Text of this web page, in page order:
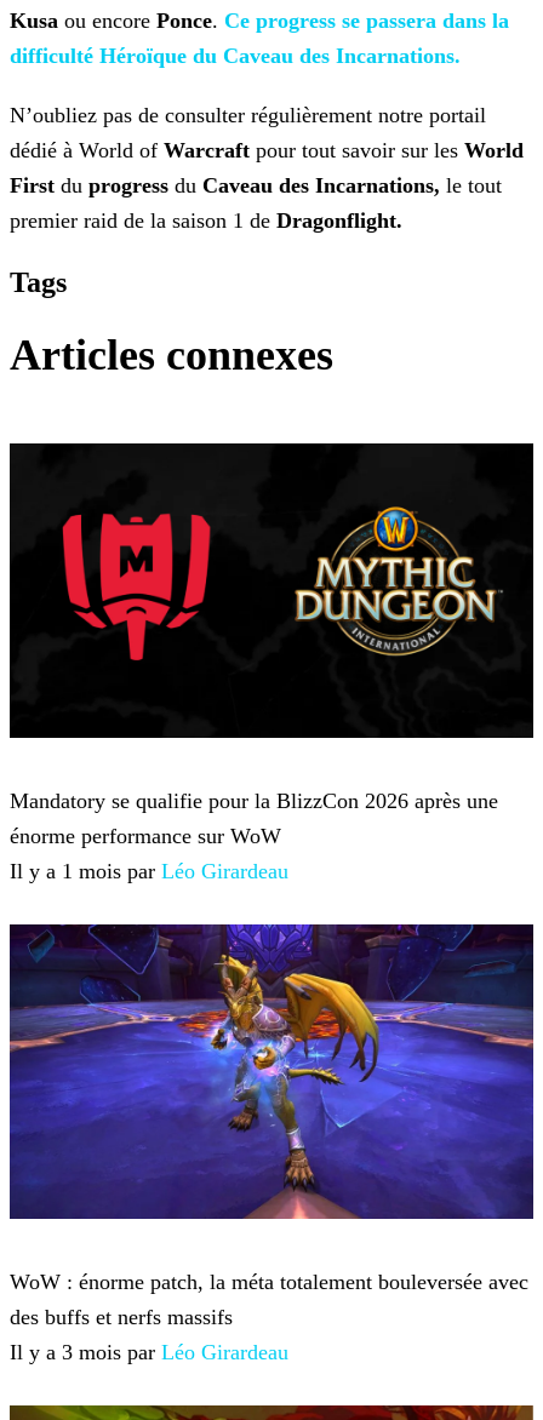
Kusa ou encore Ponce. Ce progress se passera dans la
difficulté Héroïque du Caveau des Incarnations.
N’oubliez pas de consulter régulièrement notre portail
dédié à World of Warcraft pour tout savoir sur les World
First du progress du Caveau des Incarnations, le tout
premier raid de la saison 1 de Dragonflight.
Tags
Articles connexes
Mandatory se qualifie pour la BlizzCon 2026 après une
énorme performance sur WoW
Il y a 1 mois par Léo Girardeau
WoW : énorme patch, la méta totalement bouleversée avec
des buffs et nerfs massifs
Il y a 3 mois par Léo Girardeau